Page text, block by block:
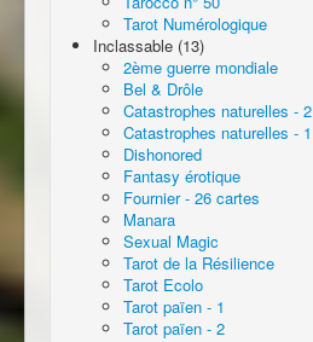
Tarot Numérologique
Inclassable (13)
2ème guerre mondiale
Bel & Drôle
Catastrophes naturelles - 2
Catastrophes naturelles - 1
Dishonored
Fantasy érotique
Fournier - 26 cartes
Manara
Sexual Magic
Tarot de la Résilience
Tarot Ecolo
Tarot païen - 1
Tarot païen - 2